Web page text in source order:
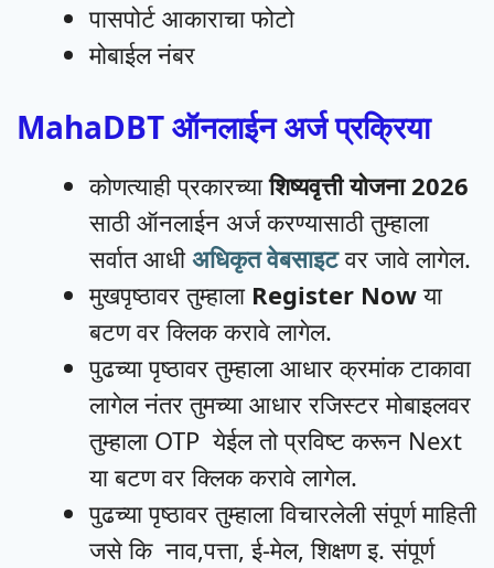
पासपोर्ट आकाराचा फोटो
मोबाईल नंबर
MahaDBT ऑनलाईन अर्ज प्रक्रिया
कोणत्याही प्रकारच्याशिष्यवृत्ती योजना 2026
साठी ऑनलाईन अर्ज करण्यासाठी तुम्हाला
सर्वात आधीअधिकृत वेबसाइटवर जावे लागेल.
मुखपृष्ठावर तुम्हाला Register Nowया
बटण वर क्लिक करावे लागेल.
पुढच्या पृष्ठावर तुम्हाला आधार क्रमांक टाकावा
लागेल नंतर तुमच्या आधार रजिस्टर मोबाइलवर
तुम्हाला OTP येईल तो प्रविष्ट करून Next
या बटण वर क्लिक करावे लागेल.
पुढच्या पृष्ठावर तुम्हाला विचारलेली संपूर्ण माहिती
जसे कि नाव,पत्ता, ई-मेल, शिक्षण इ. संपूर्ण